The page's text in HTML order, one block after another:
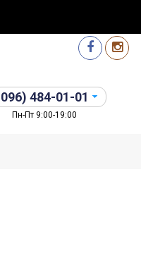
484-01-01
Пн-Пт 9:00-19:00